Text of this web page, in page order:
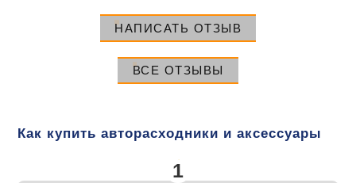
НАПИСАТЬ ОТЗЫВ
ВСЕ ОТЗЫВЫ
Как купить авторасходники и аксессуары
1